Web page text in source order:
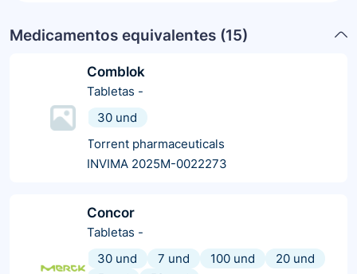
Medicamentos equivalentes (15)
Comblok
Tabletas -
30 und
Torrent pharmaceuticals
INVIMA 2025M-0022273
Concor
Tabletas -
30 und
7 und 100 und
20 und